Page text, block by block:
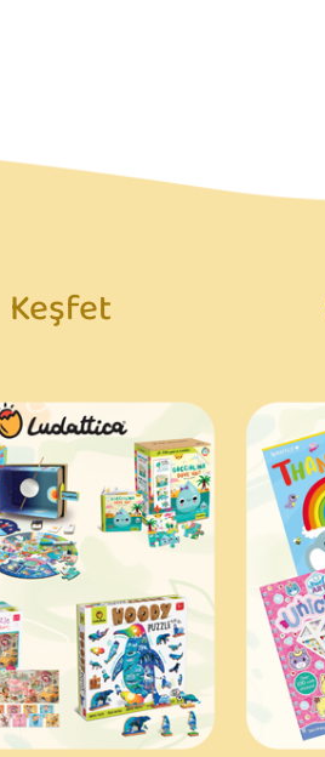
Keşfet